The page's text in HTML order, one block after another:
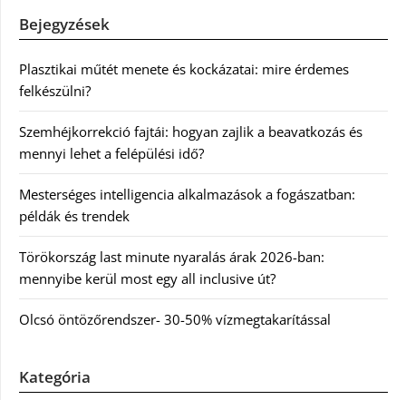
Bejegyzések
Plasztikai műtét menete és kockázatai: mire érdemes
felkészülni?
Szemhéjkorrekció fajtái: hogyan zajlik a beavatkozás és
mennyi lehet a felépülési idő?
Mesterséges intelligencia alkalmazások a fogászatban:
példák és trendek
Törökország last minute nyaralás árak 2026-ban:
mennyibe kerül most egy all inclusive út?
Olcsó öntözőrendszer- 30-50% vízmegtakarítással
Kategória